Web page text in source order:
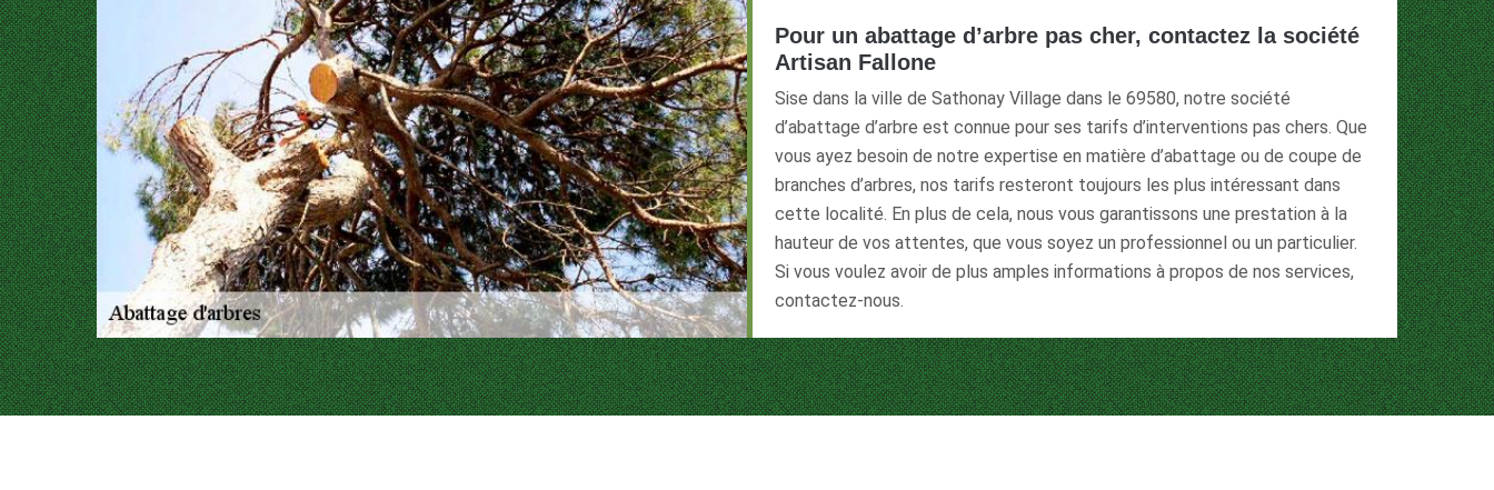
Pour un abattage d’arbre pas cher, contactez la société
Artisan Fallone
Sise dans la ville de Sathonay Village dans le 69580, notre société
d’abattage d’arbre est connue pour ses tarifs d’interventions pas chers. Que
vous ayez besoin de notre expertise en matière d’abattage ou de coupe de
branches d’arbres, nos tarifs resteront toujours les plus intéressant dans
cette localité. En plus de cela, nous vous garantissons une prestation à la
hauteur de vos attentes, que vous soyez un professionnel ou un particulier.
Si vous voulez avoir de plus amples informations à propos de nos services,
contactez-nous.